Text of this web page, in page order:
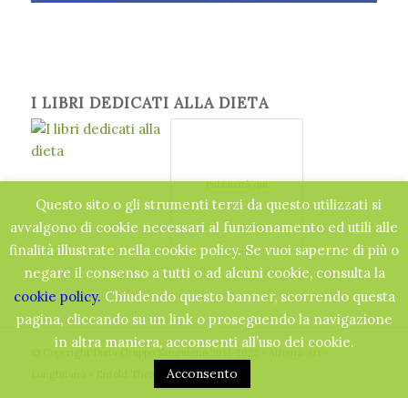
I LIBRI DEDICATI ALLA DIETA
Pubblicità qui
© Copyright Dieta Gruppo Sanguigno 2014-2022 - Athena-Art -
Enfold Theme by Kriesi
Questo sito o gli strumenti terzi da questo utilizzati si
avvalgono di cookie necessari al funzionamento ed utili alle
finalità illustrate nella cookie policy. Se vuoi saperne di più o
negare il consenso a tutti o ad alcuni cookie, consulta la
cookie policy. Chiudendo questo banner, scorrendo questa
pagina, cliccando su un link o proseguendo la navigazione
in altra maniera, acconsenti all’uso dei cookie.
Acconsento